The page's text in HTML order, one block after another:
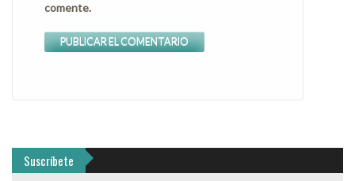
comente.
Suscríbete